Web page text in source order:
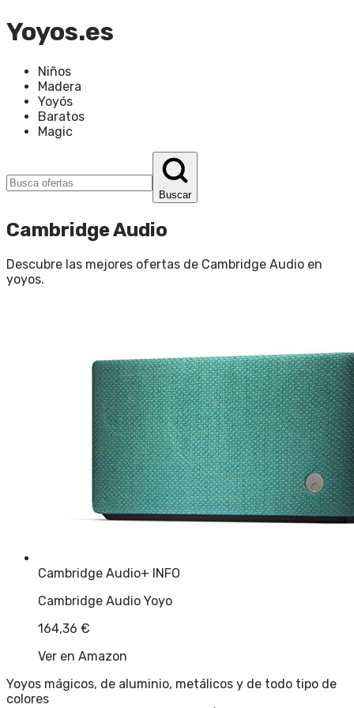
Yoyos.es
Niños
Madera
Yoyós
Baratos
Magic
Buscar
Cambridge Audio
Descubre las mejores ofertas de Cambridge Audio en
yoyos.
Cambridge Audio+ INFO
Cambridge Audio Yoyo
164,36 €
Ver en Amazon
Yoyos mágicos, de aluminio, metálicos y de todo tipo de
colores